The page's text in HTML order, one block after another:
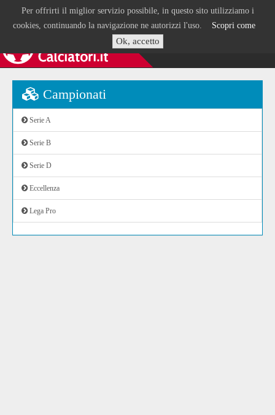
Per offrirti il miglior servizio possibile, in questo sito utilizziamo i
cookies, continuando la navigazione ne autorizzi l'uso. Scopri come
Ok, accetto
Campionati
Serie A
Serie B
Serie D
Eccellenza
Lega Pro